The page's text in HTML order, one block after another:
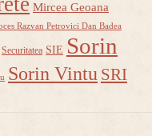
Mircea Geoana
Razvan Petrovici Dan Badea
Securitatea SIE Sorin
Sorin Vintu SRI